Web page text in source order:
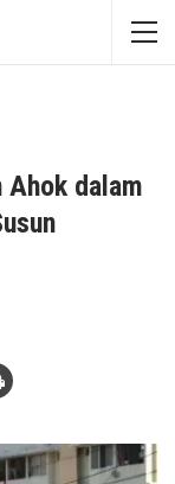
Ahok dalam